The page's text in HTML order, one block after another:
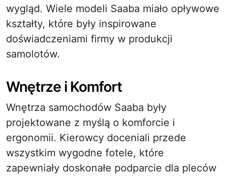
wygląd. Wiele modeli Saaba miało opływowe
kształty, które były inspirowane
doświadczeniami firmy w produkcji
samolotów.
Wnętrze i Komfort
Wnętrza samochodów Saaba były
projektowane z myślą o komforcie i
ergonomii. Kierowcy doceniali przede
wszystkim wygodne fotele, które
zapewniały doskonałe podparcie dla pleców